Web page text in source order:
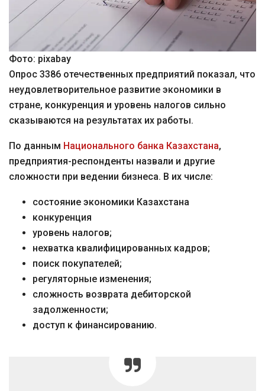
Фото: pixabay
Опрос 3386 отечественных предприятий показал, что
неудовлетворительное развитие экономики в
стране, конкуренция и уровень налогов сильно
сказываются на результатах их работы.
По данным Национального банка Казахстана,
предприятия-респонденты назвали и другие
сложности при ведении бизнеса. В их числе:
состояние экономики Казахстана
конкуренция
уровень налогов;
нехватка квалифицированных кадров;
поиск покупателей;
регуляторные изменения;
сложность возврата дебиторской
задолженности;
доступ к финансированию.